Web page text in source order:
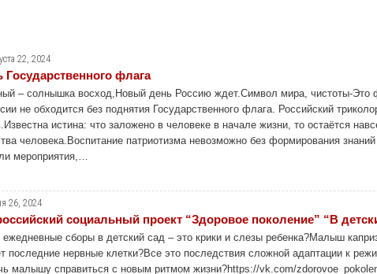
22, 2024
Государственного флага
– солнышка восход,Новый день Россию ждет.Символ мира, чистоты-Это
не обходится без поднятия Государственного флага. Российский
истина: что заложено в человеке в начале жизни, то остаётся
человека.Воспитание патриотизма невозможно без формирования
мероприятия,…
26, 2024
социальный проект “Здоровое поколение” “В
сборы в детский сад – это крики и слезы ребенка?Малыш
последние нервные клетки?Все это последствия сложной адаптации к
малышу справиться с новым ритмом жизни?https://vk.com/